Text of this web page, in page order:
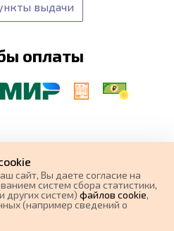
выдачи
оплаты
и
сайта
cайт, Вы даете согласие на
систем сбора статистики,
других систем) файлов cookie,
(например сведений о
местоположении, типе
страницы, сведений о